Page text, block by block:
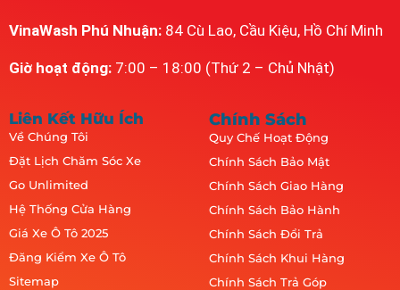
VinaWash Phú Nhuận: 84 Cù Lao, Cầu Kiệu, Hồ Chí Minh
Giờ hoạt động: 7:00 – 18:00 (Thứ 2 – Chủ Nhật)
Liên Kết Hữu Ích
Về Chúng Tôi
Đặt Lịch Chăm Sóc Xe
Go Unlimited
Hệ Thống Cửa Hàng
Giá Xe Ô Tô 2025
Đăng Kiểm Xe Ô Tô
Sitemap
Chính Sách
Quy Chế Hoạt Động
Chính Sách Bảo Mật
Chính Sách Giao Hàng
Chính Sách Bảo Hành
Chính Sách Đổi Trả
Chính Sách Khui Hàng
Chính Sách Trả Góp